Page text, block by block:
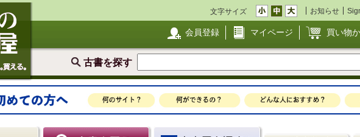
文字サイズ お知らせ
会員登録 マイページ 買い物
古書を探す